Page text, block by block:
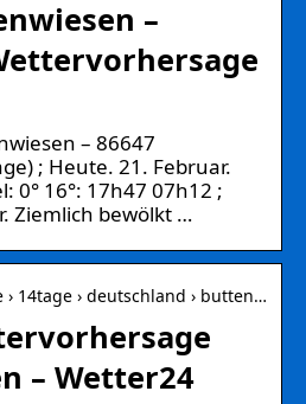
–
– 86647
; Heute. 21. Februar.
0° 16°: 17h47 07h12 ;
Ziemlich bewölkt …
14tage › deutschland › butten…
– Wetter24